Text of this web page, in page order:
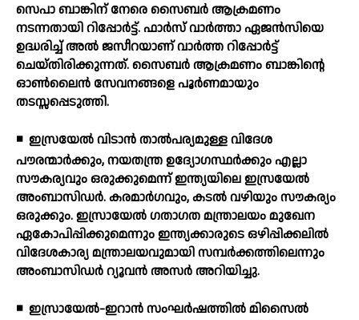
സെപാ ബാങ്കിന് നേരെ സൈബര്‍ ആക്രമണം
നടന്നതായി റിപ്പോര്‍ട്ട്. ഫാര്‍സ് വാര്‍ത്താ ഏജന്‍സിയെ
ഉദ്ധരിച്ച് അല്‍ ജസീറയാണ് വാര്‍ത്ത റിപ്പോര്‍ട്ട്
ചെയ്തിരിക്കുന്നത്. സൈബര്‍ ആക്രമണം ബാങ്കിന്റെ
ഓണ്‍ലൈന്‍ സേവനങ്ങളെ പൂര്‍ണമായും
തടസ്സപ്പെടുത്തി.
◾ ഇസ്രയേല്‍ വിടാന്‍ താല്‍പര്യമുള്ള വിദേശ
പൗരന്മാര്‍ക്കും, നയതന്ത്ര ഉദ്യോഗസ്ഥര്‍ക്കും എല്ലാ
സൗകര്യവും ഒരുക്കുമെന്ന് ഇന്ത്യയിലെ ഇസ്രയേല്‍
അംബാസിഡര്‍. കരമാര്‍ഗവും, കടല്‍ വഴിയും സൗകര്യം
ഒരുക്കും. ഇസ്രായേല്‍ ഗതാഗത മന്ത്രാലയം മുഖേന
ഏകോപിപ്പിക്കുമെന്നും ഇന്ത്യക്കാരുടെ ഒഴിപ്പിക്കലില്‍
വിദേശകാര്യ മന്ത്രാലയവുമായി സമ്പര്‍ക്കത്തിലെന്നും
അംബാസിഡര്‍ റ്യൂവന്‍ അസര്‍ അറിയിച്ചു.
◾ ഇസ്രായേല്‍-ഇറാന്‍ സംഘര്‍ഷത്തില്‍ മിസൈല്‍